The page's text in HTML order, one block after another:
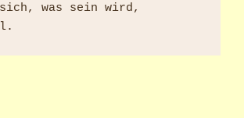
was sein wird,